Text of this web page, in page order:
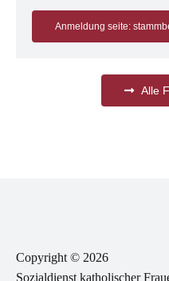
Anmeldung seite:
Alle
Copyright © 2026
Sozialdienst katholischer